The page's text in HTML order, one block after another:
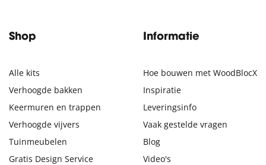
Shop
Alle kits
Verhoogde bakken
Keermuren en trappen
Verhoogde vijvers
Tuinmeubelen
Gratis Design Service
Informatie
Hoe bouwen met WoodBlocX
Inspiratie
Leveringsinfo
Vaak gestelde vragen
Blog
Video's